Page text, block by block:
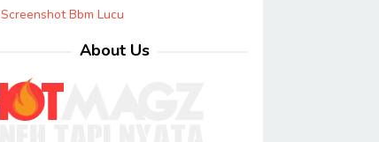
Screenshot Bbm Lucu
About Us